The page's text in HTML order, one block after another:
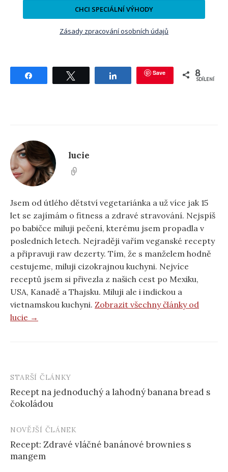
CHCI SPECIÁLNÍ VÝHODY
Zásady zpracování osobních údajů
Tweetnout Save 8
SDÍLENÍ
lucie
Jsem od útlého dětství vegetariánka a už více jak 15
let se zajímám o fitness a zdravé stravování. Nejspíš
po babičce miluji pečení, kterému jsem propadla v
posledních letech. Nejraději vařím veganské recepty
a připravuji raw dezerty. Tím, že s manželem hodně
cestujeme, miluji cizokrajnou kuchyni. Nejvíce
receptů jsem si přivezla z našich cest po Mexiku,
USA, Kanadě a Thajsku. Miluji ale i indickou a
vietnamskou kuchyni. Zobrazit všechny články od
lucie →
Post
navigation
STARŠÍ ČLÁNKY
Recept na jednoduchý a lahodný banana bread s
čokoládou
NOVĚJŠÍ ČLÁNEK
Recept: Zdravé vláčné banánové brownies s
mangem